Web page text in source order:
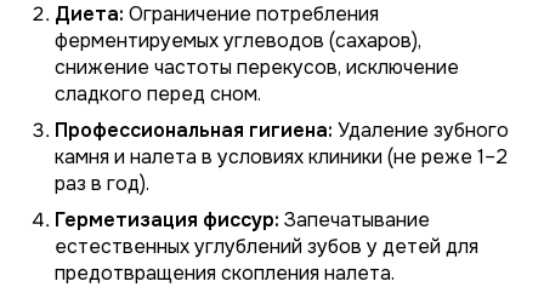
Диета: Ограничение потребления
ферментируемых углеводов (сахаров),
снижение частоты перекусов, исключение
сладкого перед сном.
Профессиональная гигиена: Удаление зубного
камня и налета в условиях клиники (не реже 1–2
раз в год).
Герметизация фиссур: Запечатывание
естественных углублений зубов у детей для
предотвращения скопления налета.